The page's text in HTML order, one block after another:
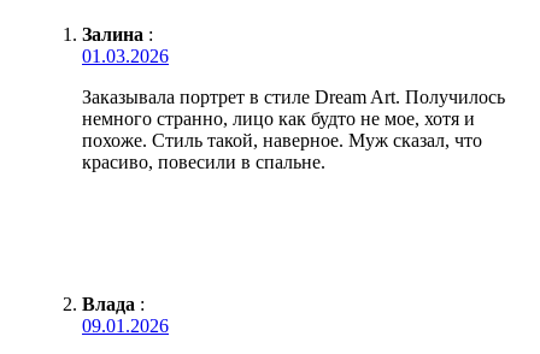
Залина :
01.03.2026
Заказывала портрет в стиле Dream Art. Получилось
немного странно, лицо как будто не мое, хотя и
похоже. Стиль такой, наверное. Муж сказал, что
красиво, повесили в спальне.
Влада :
09.01.2026